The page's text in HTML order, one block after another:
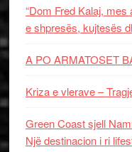
“Dom Fred Kalaj,
e shpresës, kujtesës
A PO ARMATOSET
Kriza e vlerave –
Green Coast sjell
Një destinacion i ri